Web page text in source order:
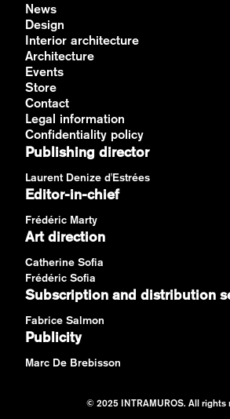
News
Design
Interior architecture
Architecture
Events
Store
Contact
Legal information
Confidentiality policy
Publishing director
Laurent Denize d'Estrées
Editor-in-chief
Frédéric Marty
Art direction
Catherine Sofia
Frédéric Sofia
Subscription and distribution
Fabrice Salmon
Publicity
Marc De Brebisson
© 2025 INTRAMUROS. All rights